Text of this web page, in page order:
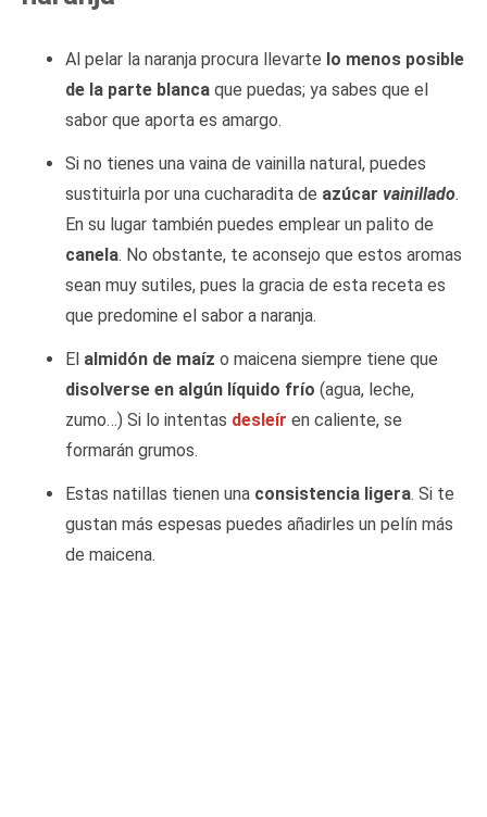
Al pelar la naranja procura llevarte lo menos posible
de la parte blanca que puedas; ya sabes que el
sabor que aporta es amargo.
Si no tienes una vaina de vainilla natural, puedes
sustituirla por una cucharadita de azúcar vainillado.
En su lugar también puedes emplear un palito de
canela. No obstante, te aconsejo que estos aromas
sean muy sutiles, pues la gracia de esta receta es
que predomine el sabor a naranja.
El almidón de maíz o maicena siempre tiene que
disolverse en algún líquido frío (agua, leche,
zumo…) Si lo intentas desleír en caliente, se
formarán grumos.
Estas natillas tienen una consistencia ligera. Si te
gustan más espesas puedes añadirles un pelín más
de maicena.